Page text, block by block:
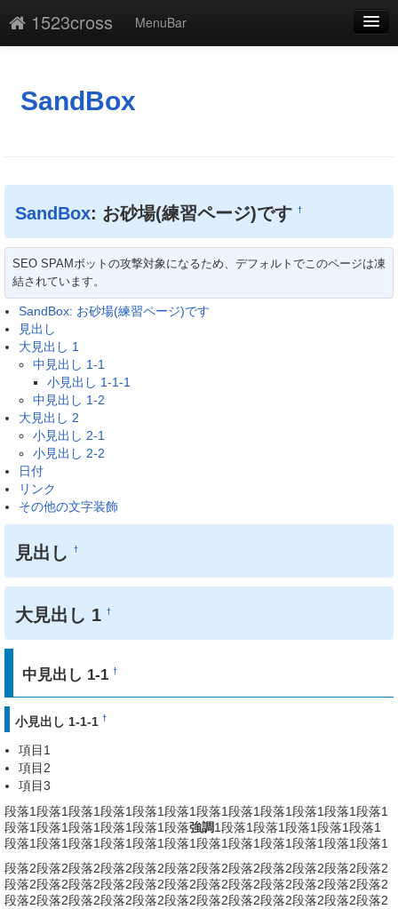
1523cross
MenuBar
添付
一覧
単語検索
SandBox
SandBox: お砂場(練習ページ)です†
SEO SPAMボットの攻撃対象になるため、デフォルトでこのページは凍
結されています。
SandBox: お砂場(練習ページ)です
見出し
大見出し 1
中見出し 1-1
小見出し 1-1-1
中見出し 1-2
大見出し 2
小見出し 2-1
小見出し 2-2
日付
リンク
その他の文字装飾
見出し †
大見出し 1†
中見出し 1-1†
小見出し 1-1-1 †
項目1
項目2
項目3
段落1段落1段落1段落1段落1段落1段落1段落1段落1段落1段落1段落1
段落1段落1段落1段落1段落1段落強調1段落1段落1段落1段落1段落1
段落1段落1段落1段落1段落1段落1段落1段落1段落1段落1段落1段落1
段落2段落2段落2段落2段落2段落2段落2段落2段落2段落2段落2段落2
段落2段落2段落2段落2段落2段落2段落2段落2段落2段落2段落2段落2
段落2段落2段落2段落2段落2段落2段落2段落2段落2段落2段落2段落2